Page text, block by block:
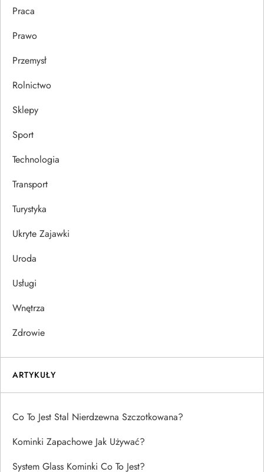
Praca
Prawo
Przemysł
Rolnictwo
Sklepy
Sport
Technologia
Transport
Turystyka
Ukryte Zajawki
Uroda
Usługi
Wnętrza
Zdrowie
ARTYKUŁY
Co To Jest Stal Nierdzewna Szczotkowana?
Kominki Zapachowe Jak Używać?
System Glass Kominki Co To Jest?